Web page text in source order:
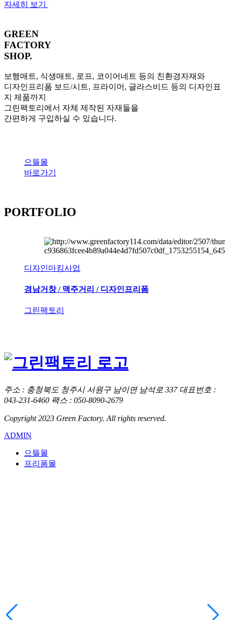
자세히 보기
GREEN
FACTORY
SHOP.
보행매트, 식생매트, 로프, 코이어네트 등의 친환경자재와
디자인프리폼 보드/시트, 프라이머, 글라스비드 등의 디자인표
지 제품까지
그린팩토리에서 자체 제작된 자재들을
간편하게 구입하실 수 있습니다.
으뜰몰
바로가기
PORTFOLIO
디자인마킹사업
경남거창 / 맥주거리 / 디자인프리폼
그린팩토리
주소 : 충청북도 청주시 서원구 남이면 남석로 337 대표번호 :
043-231-6460 팩스 : 050-8090-2679
Copyright 2023 Green Factory. All rights reserved.
ADMIN
으뜰몰
프리폼몰